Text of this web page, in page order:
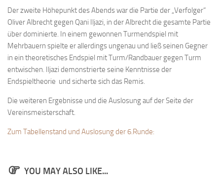
Ausschreibungen
Links
Der zweite Höhepunkt des Abends war die Partie der „Verfolger“
Oliver Albrecht gegen Qani Iljazi, in der Albrecht die gesamte Partie
über dominierte. In einem gewonnen Turmendspiel mit
Mehrbauern spielte er allerdings ungenau und ließ seinen Gegner
in ein theoretisches Endspiel mit Turm/Randbauer gegen Turm
entwischen. Iljazi demonstrierte seine Kenntnisse der
Endspieltheorie und sicherte sich das Remis.
Die weiteren Ergebnisse und die Auslosung auf der Seite der
Vereinsmeisterschaft.
Zum Tabellenstand und Auslosung der 6.Runde:
YOU MAY ALSO LIKE...